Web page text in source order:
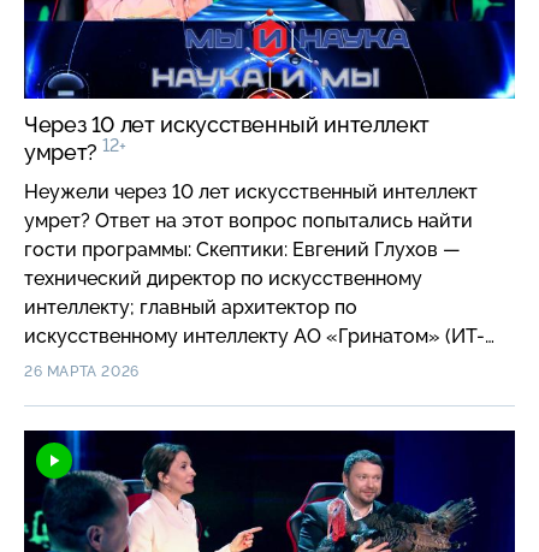
эндокринологии РМАНПО МЗ РФ.
Через 10 лет искусственный интеллект
умрет? 12+
Неужели через 10 лет искусственный интеллект
умрет? Ответ на этот вопрос попытались найти
гости программы: Скептики: Евгений Глухов —
технический директор по искусственному
интеллекту; главный архитектор по
искусственному интеллекту АО «Гринатом» (ИТ-
Интегратор Госкорпорации Росатом) и Яхья
области предсказательной аналитики в FMCG;
Оптимисты: Вячеслав Моисеев — эксперт по
философии и методологии науки; доктор
философских наук, профессор, заведующий
26 МАРТА 2026